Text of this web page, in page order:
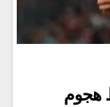
هجوم